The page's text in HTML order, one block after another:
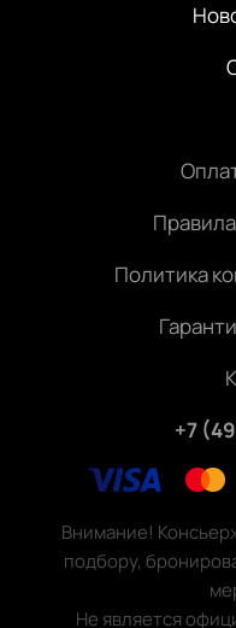
Политика
+7
Внимание!
подбору,
Не является